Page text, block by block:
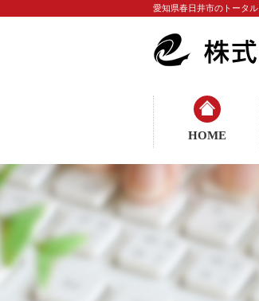
愛知県春日井市のトータ
HOME